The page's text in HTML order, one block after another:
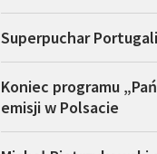
Superpuchar
Koniec programu
emisji w Polsacie